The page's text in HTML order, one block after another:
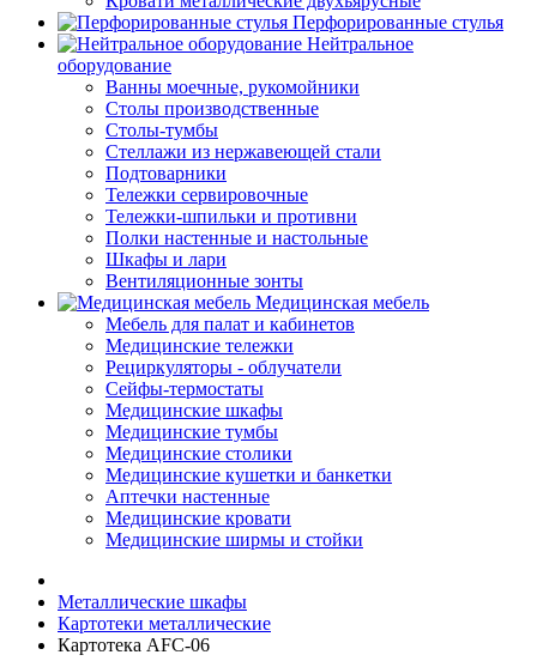
Перфорированные стулья
Нейтральное
оборудование
Ванны моечные, рукомойники
Столы производственные
Столы-тумбы
Стеллажи из нержавеющей стали
Подтоварники
Тележки сервировочные
Тележки-шпильки и противни
Полки настенные и настольные
Шкафы и лари
Вентиляционные зонты
Медицинская мебель
Мебель для палат и кабинетов
Медицинские тележки
Рециркуляторы - облучатели
Сейфы-термостаты
Медицинские шкафы
Медицинские тумбы
Медицинские столики
Медицинские кушетки и банкетки
Аптечки настенные
Медицинские кровати
Медицинские ширмы и стойки
Металлические шкафы
Картотеки металлические
Картотека AFC-06